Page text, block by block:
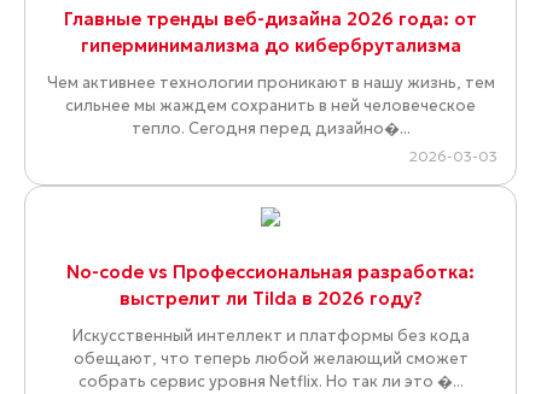
Главные тренды веб-дизайна 2026 года: от
гиперминимализма до кибербрутализма
Чем активнее технологии проникают в нашу жизнь, тем
сильнее мы жаждем сохранить в ней человеческое
тепло. Сегодня перед дизайно�...
2026-03-03
No-code vs Профессиональная разработка:
выстрелит ли Tilda в 2026 году?
Искусственный интеллект и платформы без кода
обещают, что теперь любой желающий сможет
собрать сервис уровня Netflix. Но так ли это �...